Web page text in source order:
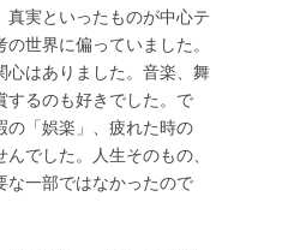
真実といったものが中心テ
世界に偏っていました。
心はありました。音楽、舞
するのも好きでした。で
の「娯楽」、疲れた時の
んでした。人生そのもの、
な一部ではなかったので